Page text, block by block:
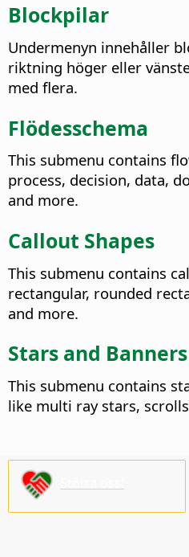
Blockpilar
Undermenyn innehåller
riktning höger eller
med flera.
Flödesschema
This submenu contains
process, decision, data,
and more.
Callout Shapes
This submenu contains
rectangular, rounded
and more.
Stars and Banners
This submenu contains
like multi ray stars,